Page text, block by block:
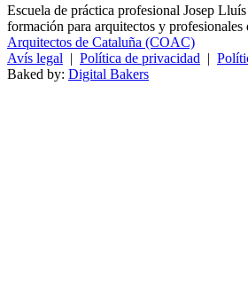
Escuela de práctica profesional Josep
formación para arquitectos y profesionales
Arquitectos de Cataluña (COAC)
Avís legal | Política de privacidad |
Baked by: Digital Bakers